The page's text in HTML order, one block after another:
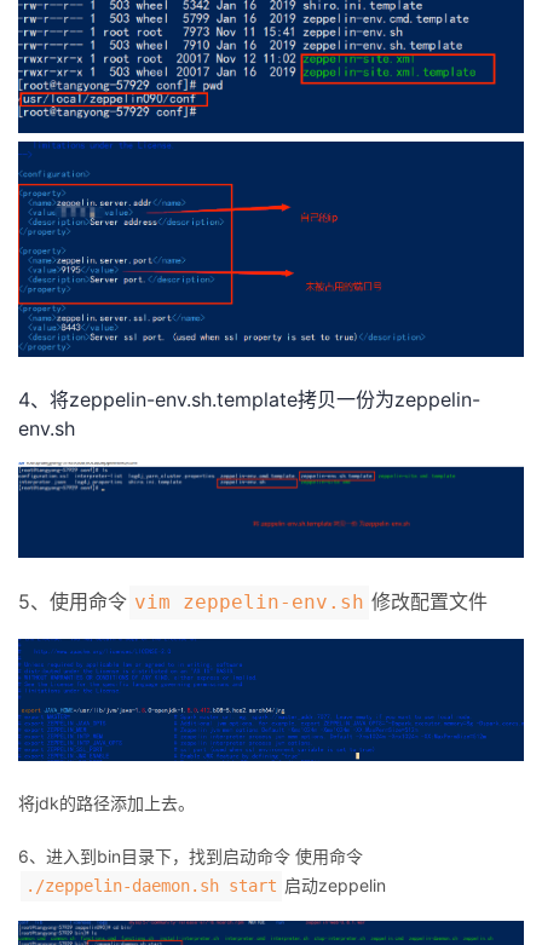
课
程
的
认
我
的
验
我
收
藏
术
支
云
声
议
4、将zeppelin-env.sh.template拷贝一份为zeppelin-
env.sh
5、 使用命令 vim zeppelin-env.sh 修改配置文件
将jdk的路径添加上去。
6、进入到bin目录下，找到启动命令 使用命令
./zeppelin-daemon.sh start 启动zeppelin